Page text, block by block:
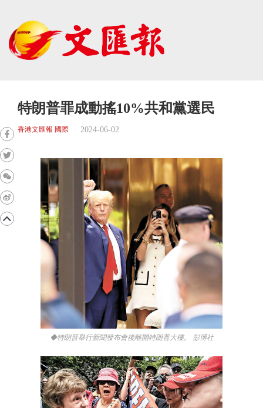
特朗普罪成動搖10%共和黨選民
香港文匯報 國際 2024-06-02
◆特朗普舉行新聞發布會後離開特朗普大樓。 彭博社